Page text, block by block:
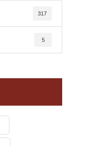
317
5